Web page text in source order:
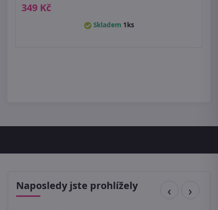
349 Kč
Skladem 1ks
Naposledy jste prohlížely